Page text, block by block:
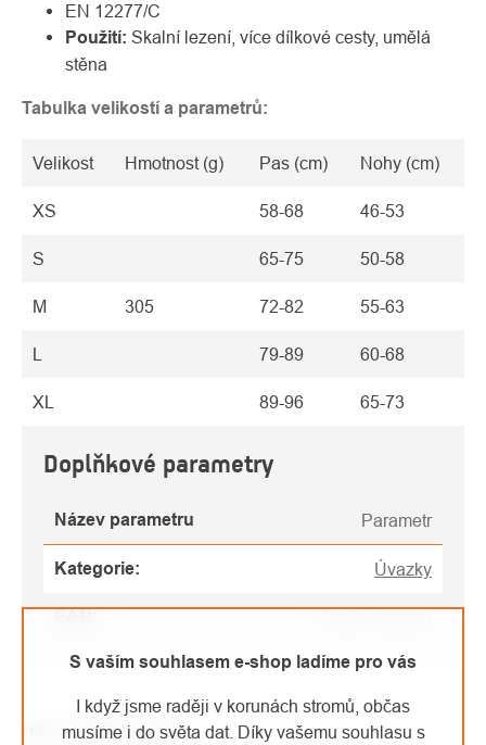
S vaším souhlasem e-shop ladíme pro vás
I když jsme raději v korunách stromů, občas
musíme i do světa dat. Díky vašemu souhlasu s
EN 12277/C
Použití: Skalní lezení, více dílkové cesty, umělá
stěna
Tabulka velikostí a parametrů:
Velikost Hmotnost (g) Pas (cm) Nohy (cm)
XS 58-68 46-53
S 65-75 50-58
M 305 72-82 55-63
L 79-89 60-68
XL 89-96 65-73
Doplňkové parametry
Název parametru Parametr
Kategorie: Úvazky
High-contrast mode